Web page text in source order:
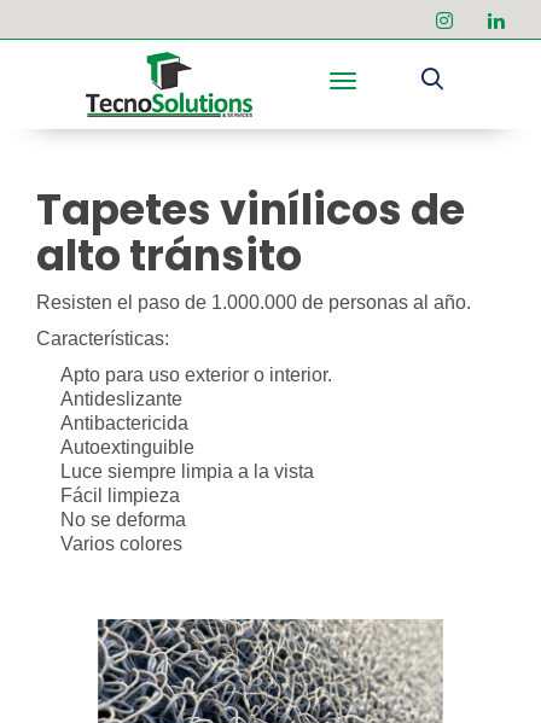
Toggle navigation
Tapetes vinílicos de
alto tránsito
Resisten el paso de 1.000.000 de personas al año.
Características:
Apto para uso exterior o interior.
Antideslizante
Antibactericida
Autoextinguible
Luce siempre limpia a la vista
Fácil limpieza
No se deforma
Varios colores